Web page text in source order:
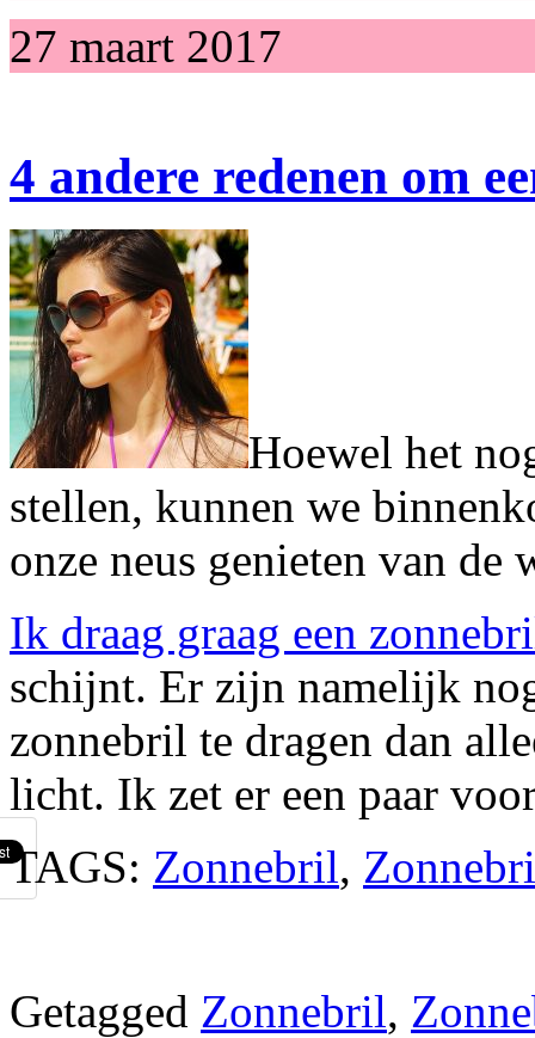
27 maart 2017
4 andere redenen om
Hoewel het
stellen, kunnen we
onze neus genieten van de
Ik draag graag een
schijnt. Er zijn namelijk
zonnebril te dragen dan
licht. Ik zet er een paar
TAGS: Zonnebril,
Getagged Zonnebril,